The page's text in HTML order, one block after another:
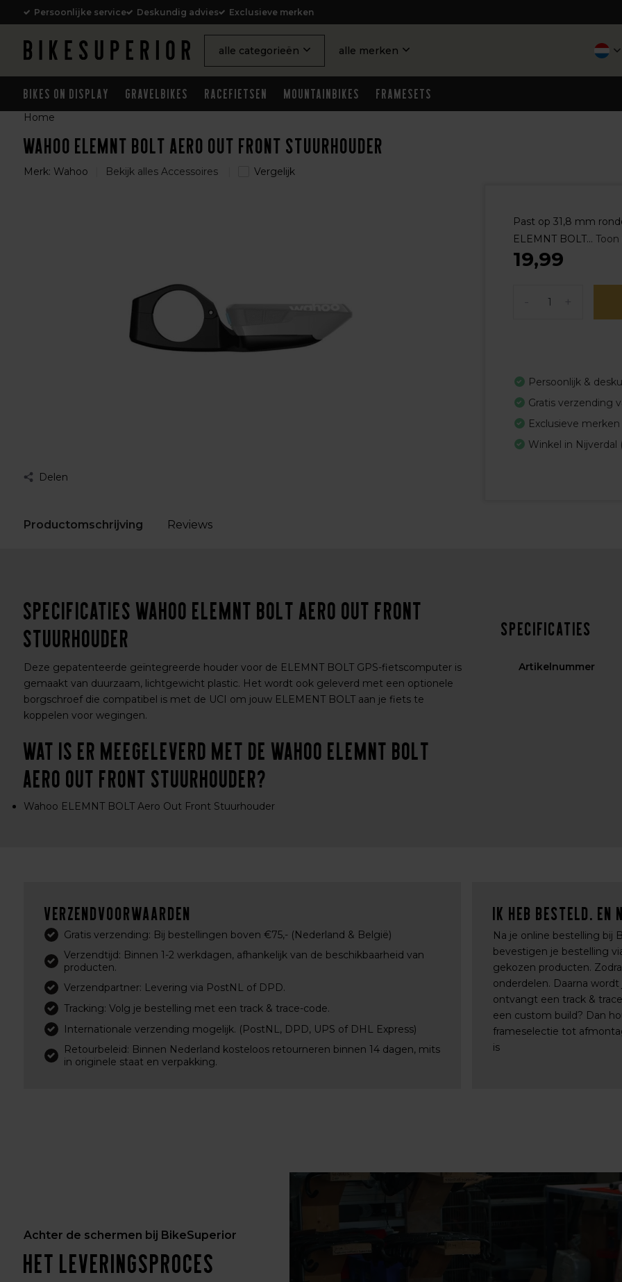
Persoonlijke service Deskundig advies Exclusieve merken
alle categorieën alle merken
Bikes on Display Gravelbikes Racefietsen Mountainbikes Framesets
Home
Wahoo ELEMNT BOLT Aero Out Front Stuurhouder
Merk: Wahoo Bekijk alles Accessoires Vergelijk
Delen
Past op 31,8 mm
ELEMNT BOLT...
19,99
Persoonlijk &
Gratis verzending
Exclusieve merken
Winkel in Nijverdal
Productomschrijving Reviews
Specificaties Wahoo ELEMNT BOLT Aero Out Front
Stuurhouder
Deze gepatenteerde geïntegreerde houder voor de ELEMNT BOLT GPS-fietscomputer is
gemaakt van duurzaam, lichtgewicht plastic. Het wordt ook geleverd met een optionele
borgschroef die compatibel is met de UCI om jouw ELEMENT BOLT aan je fiets te
koppelen voor wegingen.
Wat is er meegeleverd met de Wahoo ELEMNT BOLT
Aero Out Front Stuurhouder?
Wahoo ELEMNT BOLT Aero Out Front Stuurhouder
Specificaties
Artikelnummer
Verzendvoorwaarden
Gratis verzending: Bij bestellingen boven €75,- (Nederland & België)
Verzendtijd: Binnen 1-2 werkdagen, afhankelijk van de beschikbaarheid van
producten.
Verzendpartner: Levering via PostNL of DPD.
Tracking: Volg je bestelling met een track & trace-code.
Internationale verzending mogelijk. (PostNL, DPD, UPS of DHL Express)
Retourbeleid: Binnen Nederland kosteloos retourneren binnen 14 dagen, mits
in originele staat en verpakking.
Ik heb besteld. En
Na je online bestelling bij
bevestigen je bestelling
gekozen producten.
onderdelen. Daarna
ontvangt een track &
een custom build? Dan
frameselectie tot
is
Achter de schermen bij BikeSuperior
Het leveringsproces